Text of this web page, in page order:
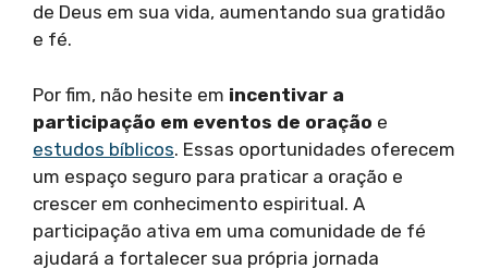
de Deus em sua vida, aumentando sua gratidão
e fé.
Por fim, não hesite em incentivar a
participação em eventos de oração e
estudos bíblicos. Essas oportunidades oferecem
um espaço seguro para praticar a oração e
crescer em conhecimento espiritual. A
participação ativa em uma comunidade de fé
ajudará a fortalecer sua própria jornada